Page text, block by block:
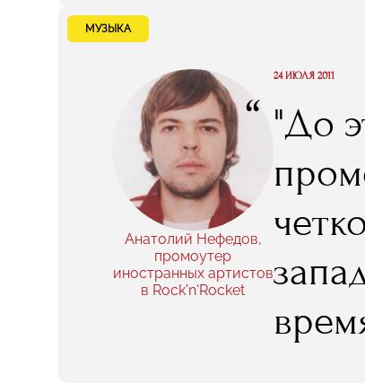
МУЗЫКА
Анатолий Нефедов,
промоутер
иностранных артистов
в Rock'n'Rocket
“
24 ИЮЛЯ 2011
"До